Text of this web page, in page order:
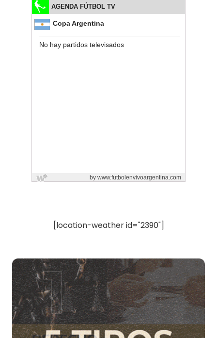
[location-weather id="2390"]